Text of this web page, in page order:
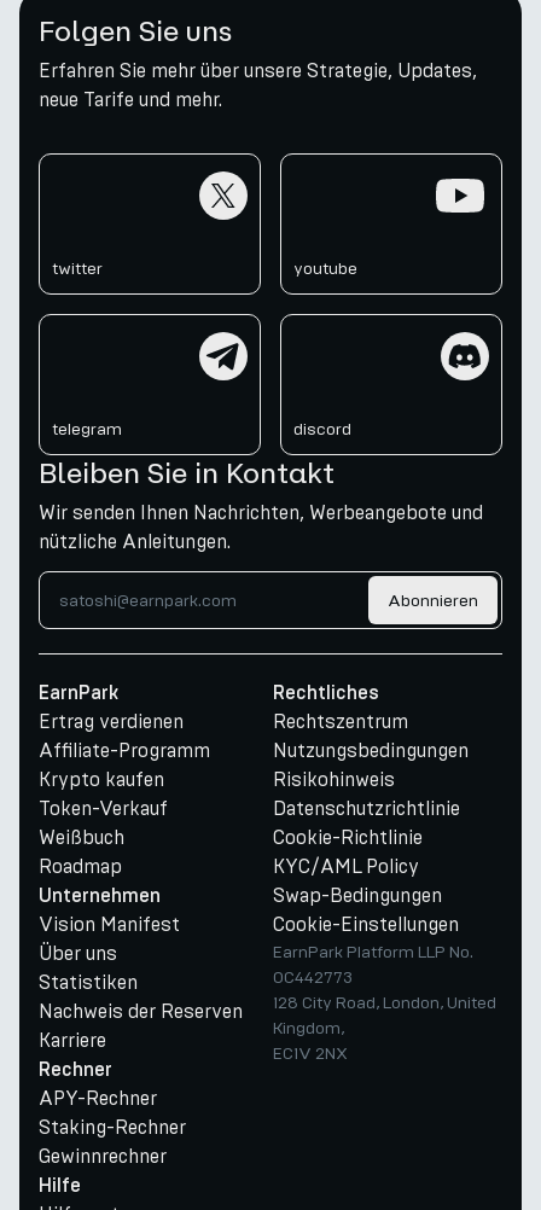
Folgen Sie uns
Erfahren Sie mehr über unsere Strategie, Updates,
neue Tarife und mehr.
twitter youtube
telegram discord
Bleiben Sie in Kontakt
Wir senden Ihnen Nachrichten, Werbeangebote und
nützliche Anleitungen.
Abonnieren
EarnPark
Ertrag verdienen
Affiliate-Programm
Krypto kaufen
Token-Verkauf
Weißbuch
Roadmap
Unternehmen
Vision Manifest
Über uns
Statistiken
Nachweis der Reserven
Karriere
Rechner
APY-Rechner
Staking-Rechner
Gewinnrechner
Hilfe
Rechtliches
Rechtszentrum
Nutzungsbedingungen
Risikohinweis
Datenschutzrichtlinie
Cookie-Richtlinie
KYC/AML Policy
Swap-Bedingungen
Cookie-Einstellungen
EarnPark Platform LLP No.
OC442773
128 City Road, London, United
Kingdom,
EC1V 2NX